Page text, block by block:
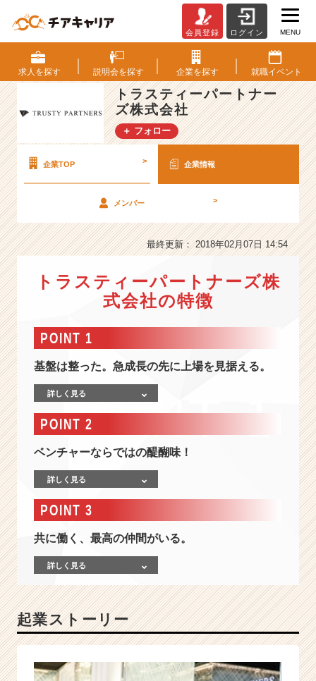
ラ
ス
テ
ィ
ー
パ
ー
ー
ズ
の
会
社
-
急
礎
作
了！
る
仕
み
社
風
を
武
器
会員登録 ログイン MENU
求人を探す 説明会を探す 企業を探す 就職イベント
トラスティーパートナー
ズ株式会社
＋ フォロー
企業TOP > 企業情報
メンバー >
最終更新： 2018年02月07日 14:54
トラスティーパートナーズ株
式会社の特徴
POINT 1
基盤は整った。急成長の先に上場を見据える。
詳しく見る
POINT 2
ベンチャーならではの醍醐味！
詳しく見る
POINT 3
共に働く、最高の仲間がいる。
詳しく見る
起業ストーリー